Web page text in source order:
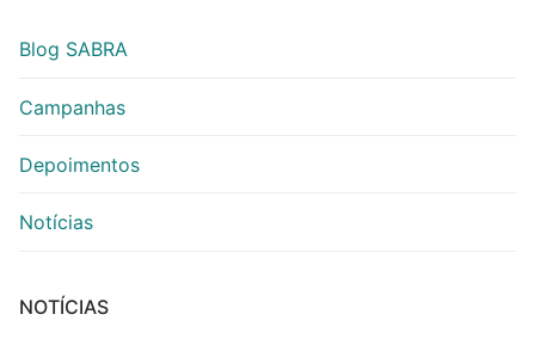
Blog SABRA
Campanhas
Depoimentos
Notícias
NOTÍCIAS